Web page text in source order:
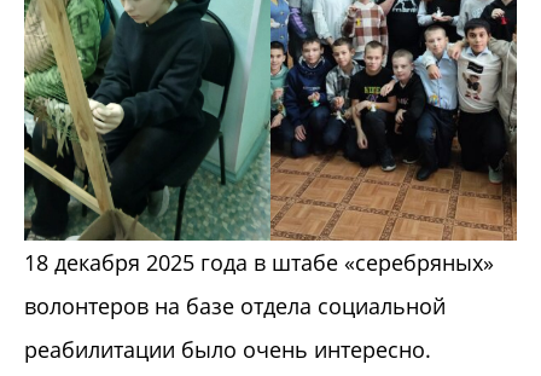
18 декабря 2025 года в штабе «серебряных»
волонтеров на базе отдела социальной
реабилитации было очень интересно.